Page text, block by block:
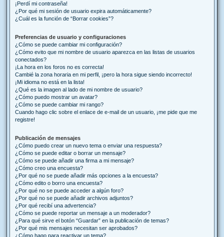
¡Perdí mi contraseña!
¿Por qué mi sesión de usuario expira automáticamente?
¿Cuál es la función de “Borrar cookies”?
Preferencias de usuario y configuraciones
¿Cómo se puede cambiar mi configuración?
¿Cómo evito que mi nombre de usuario aparezca en las listas de usuarios
conectados?
¡La hora en los foros no es correcta!
Cambié la zona horaria en mi perfil, ¡pero la hora sigue siendo incorrecto!
¡Mi idioma no está en la lista!
¿Qué es la imagen al lado de mi nombre de usuario?
¿Cómo puedo mostrar un avatar?
¿Cómo se puede cambiar mi rango?
Cuando hago clic sobre el enlace de e-mail de un usuario, ¡me pide que me
registre!
Publicación de mensajes
¿Cómo puedo crear un nuevo tema o enviar una respuesta?
¿Cómo se puede editar o borrar un mensaje?
¿Cómo se puede añadir una firma a mi mensaje?
¿Cómo creo una encuesta?
¿Por qué no se puede añadir más opciones a la encuesta?
¿Cómo edito o borro una encuesta?
¿Por qué no se puede acceder a algún foro?
¿Por qué no se puede añadir archivos adjuntos?
¿Por qué recibí una advertencia?
¿Cómo se puede reportar un mensaje a un moderador?
¿Para qué sirve el botón “Guardar” en la publicación de temas?
¿Por qué mis mensajes necesitan ser aprobados?
¿Cómo hago para reactivar un tema?